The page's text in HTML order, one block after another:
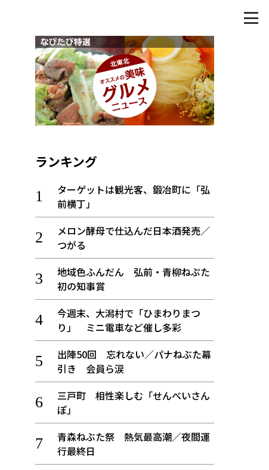
ランキング
ターゲットは観光客、鍛冶町に「弘
前横丁」
メロン酵母で仕込んだ日本酒発売／
つがる
地域色ふんだん 弘前・青柳ねぷた
初の知事賞
今週末、大潟村で「ひまわりまつ
り」 ミニ電車など催し多彩
出陣50回 忘れない／パナねぶた幕
引き 会員ら涙
三戸町 相性楽しむ「せんべいさん
ぽ」
青森ねぶた祭 熱気最高潮／夜間運
行最終日